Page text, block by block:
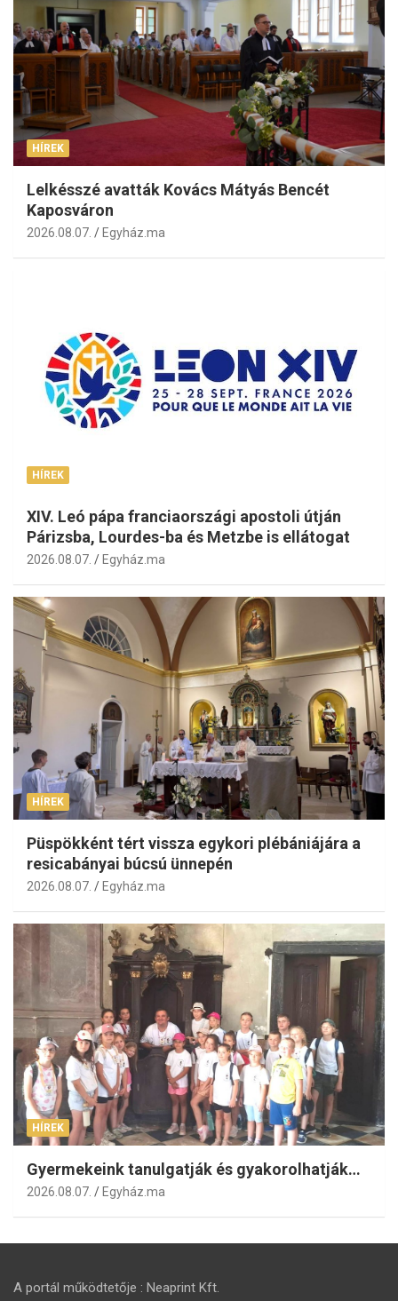
HÍREK
Lelkésszé avatták Kovács Mátyás Bencét
Kaposváron
2026.08.07. Egyház.ma
HÍREK
XIV. Leó pápa franciaországi apostoli útján
Párizsba, Lourdes-ba és Metzbe is ellátogat
2026.08.07. Egyház.ma
HÍREK
Püspökként tért vissza egykori plébániájára a
resicabányai búcsú ünnepén
2026.08.07. Egyház.ma
HÍREK
Gyermekeink tanulgatják és gyakorolhatják…
2026.08.07. Egyház.ma
A portál működtetője : Neaprint Kft.